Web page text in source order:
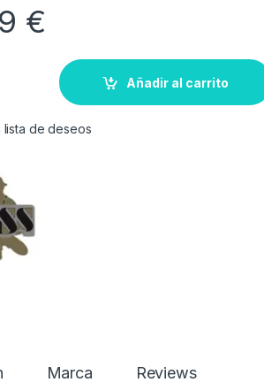
€
Añadir al carrito
lista de deseos
Marca Reviews